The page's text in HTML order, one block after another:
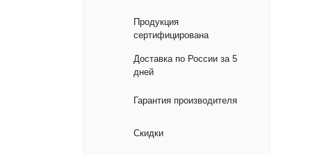
Продукция
сертифицирована
Доставка по России за 5
дней
Гарантия производителя
Скидки